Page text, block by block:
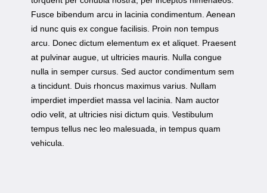
Fusce bibendum arcu in lacinia condimentum. Aenean
id nunc quis ex congue facilisis. Proin non tempus
arcu. Donec dictum elementum ex et aliquet. Praesent
at pulvinar augue, ut ultricies mauris. Nulla congue
nulla in semper cursus. Sed auctor condimentum sem
a tincidunt. Duis rhoncus maximus varius. Nullam
imperdiet imperdiet massa vel lacinia. Nam auctor
odio velit, at ultricies nisi dictum quis. Vestibulum
tempus tellus nec leo malesuada, in tempus quam
vehicula.